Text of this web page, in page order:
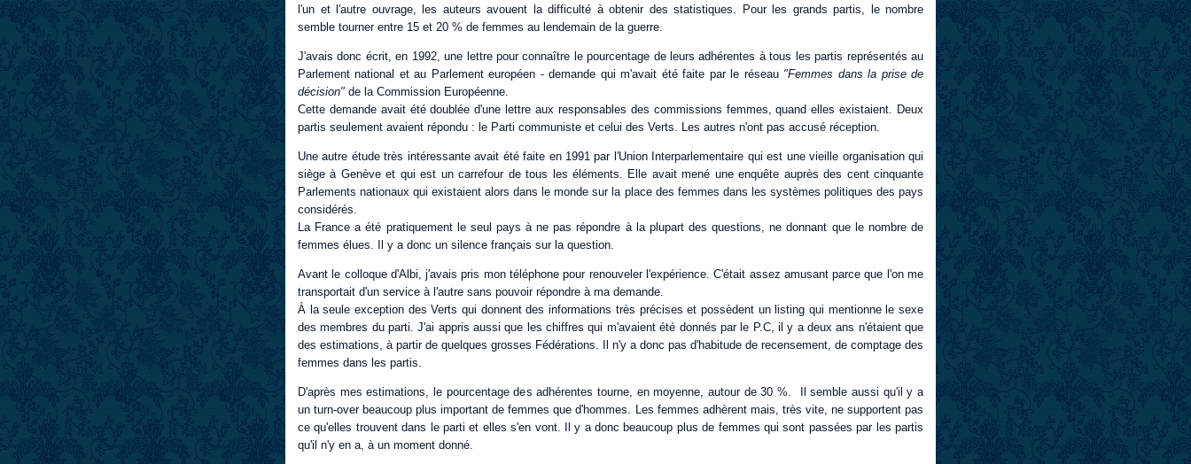
l'un et l'autre ouvrage, les auteurs avouent la difficulté à obtenir des statistiques. Pour les grands partis, le nombre
semble tourner entre 15 et 20 % de femmes au lendemain de la guerre.
J'avais donc écrit, en 1992, une lettre pour connaître le pourcentage de leurs adhérentes à tous les partis représentés au
Parlement national et au Parlement européen - demande qui m'avait été faite par le réseau "Femmes dans la prise de
décision" de la Commission Européenne.
Cette demande avait été doublée d'une lettre aux responsables des commissions femmes, quand elles existaient. Deux
partis seulement avaient répondu : le Parti communiste et celui des Verts. Les autres n'ont pas accusé réception.
Une autre étude très intéressante avait été faite en 1991 par l'Union Interparlementaire qui est une vieille organisation qui
siège à Genève et qui est un carrefour de tous les éléments. Elle avait mené une enquête auprès des cent cinquante
Parlements nationaux qui existaient alors dans le monde sur la place des femmes dans les systèmes politiques des pays
considérés.
La France a été pratiquement le seul pays à ne pas répondre à la plupart des questions, ne donnant que le nombre de
femmes élues. Il y a donc un silence français sur la question.
Avant le colloque d'Albi, j'avais pris mon téléphone pour renouveler l'expérience. C'était assez amusant parce que l'on me
transportait d'un service à l'autre sans pouvoir répondre à ma demande.
À la seule exception des Verts qui donnent des informations très précises et possèdent un listing qui mentionne le sexe
des membres du parti. J'ai appris aussi que les chiffres qui m'avaient été donnés par le P.C, il y a deux ans n'étaient que
des estimations, à partir de quelques grosses Fédérations. Il n'y a donc pas d'habitude de recensement, de comptage des
femmes dans les partis.
D'après mes estimations, le pourcentage des adhérentes tourne, en moyenne, autour de 30 %. Il semble aussi qu'il y a
un turn-over beaucoup plus important de femmes que d'hommes. Les femmes adhèrent mais, très vite, ne supportent pas
ce qu'elles trouvent dans le parti et elles s'en vont. Il y a donc beaucoup plus de femmes qui sont passées par les partis
qu'il n'y en a, à un moment donné.